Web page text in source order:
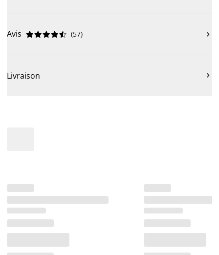
Avis 




 (57) 
Livraison 